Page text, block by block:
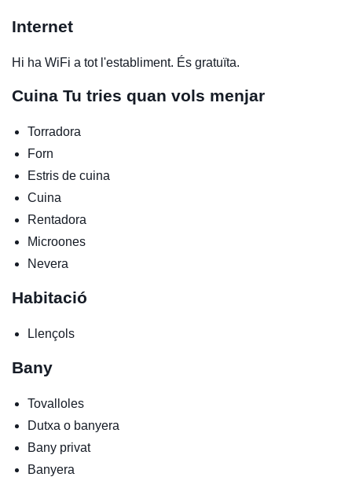
Internet
Hi ha WiFi a tot l'establiment. És gratuïta.
Cuina Tu tries quan vols menjar
Torradora
Forn
Estris de cuina
Cuina
Rentadora
Microones
Nevera
Habitació
Llençols
Bany
Tovalloles
Dutxa o banyera
Bany privat
Banyera